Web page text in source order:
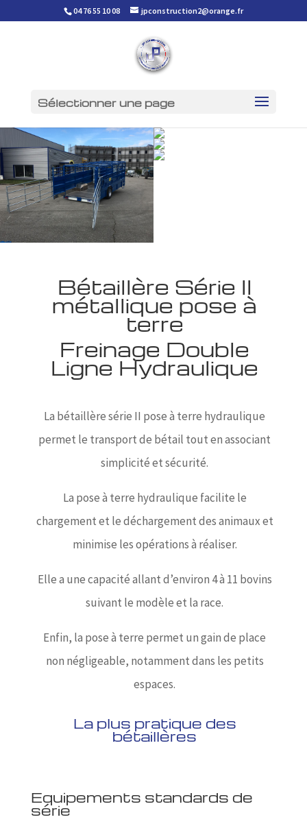
04 76 55 10 08 jpconstruction2@orange.fr
Sélectionner une page
Bétaillère Série II
métallique pose à
terre
Freinage Double
Ligne Hydraulique
La bétaillère série II pose à terre hydraulique
permet le transport de bétail tout en associant
simplicité et sécurité.
La pose à terre hydraulique facilite le
chargement et le déchargement des animaux et
minimise les opérations à réaliser.
Elle a une capacité allant d’environ 4 à 11 bovins
suivant le modèle et la race.
Enfin, la pose à terre permet un gain de place
non négligeable, notamment dans les petits
espaces.
La plus pratique des
bétaillères
Equipements standards de
série